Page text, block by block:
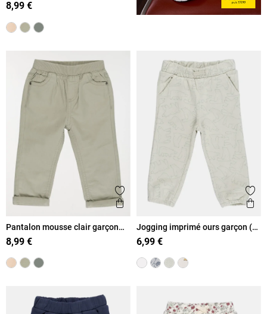
8,99 €
Ajouter aux favoris
Aperçu rapide
Pantalon mousse clair garçon
(3-36M)
8,99 €
Jogging imprimé ours garçon (3-
36M)
6,99 €